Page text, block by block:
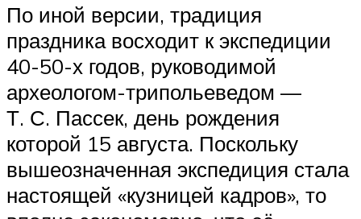
По иной версии, традиция
праздника восходит к экспедиции
40-50-х годов, руководимой
археологом-трипольеведом —
Т. С. Пассек, день рождения
которой 15 августа. Поскольку
вышеозначенная экспедиция стала
настоящей «кузницей кадров», то